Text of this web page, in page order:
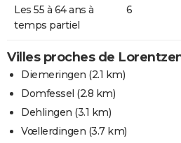
Les 55 à 64 ans à
temps partiel
6
Villes proches de
Diemeringen (2.1 km)
Domfessel (2.8 km)
Dehlingen (3.1 km)
Vœllerdingen (3.7 km)